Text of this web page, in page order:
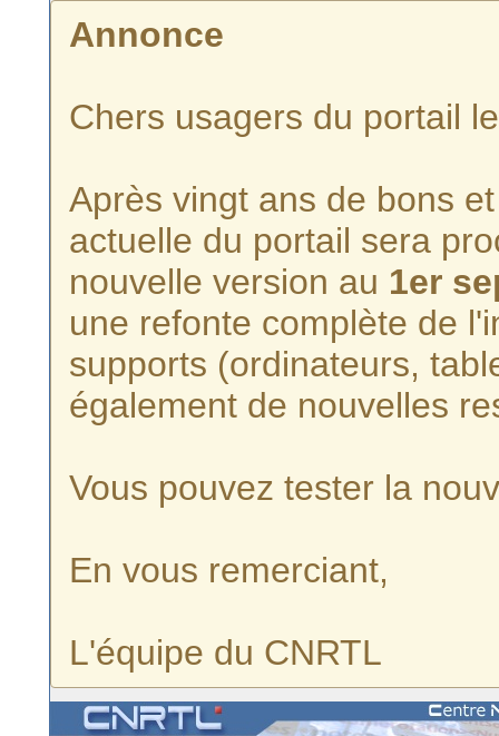
Annonce
Chers usagers du portail
Après vingt ans de bons
actuelle du portail sera
nouvelle version au 1er
une refonte complète de
supports (ordinateurs,
également de nouvelles
Vous pouvez tester la
En vous remerciant,
L'équipe du CNRTL